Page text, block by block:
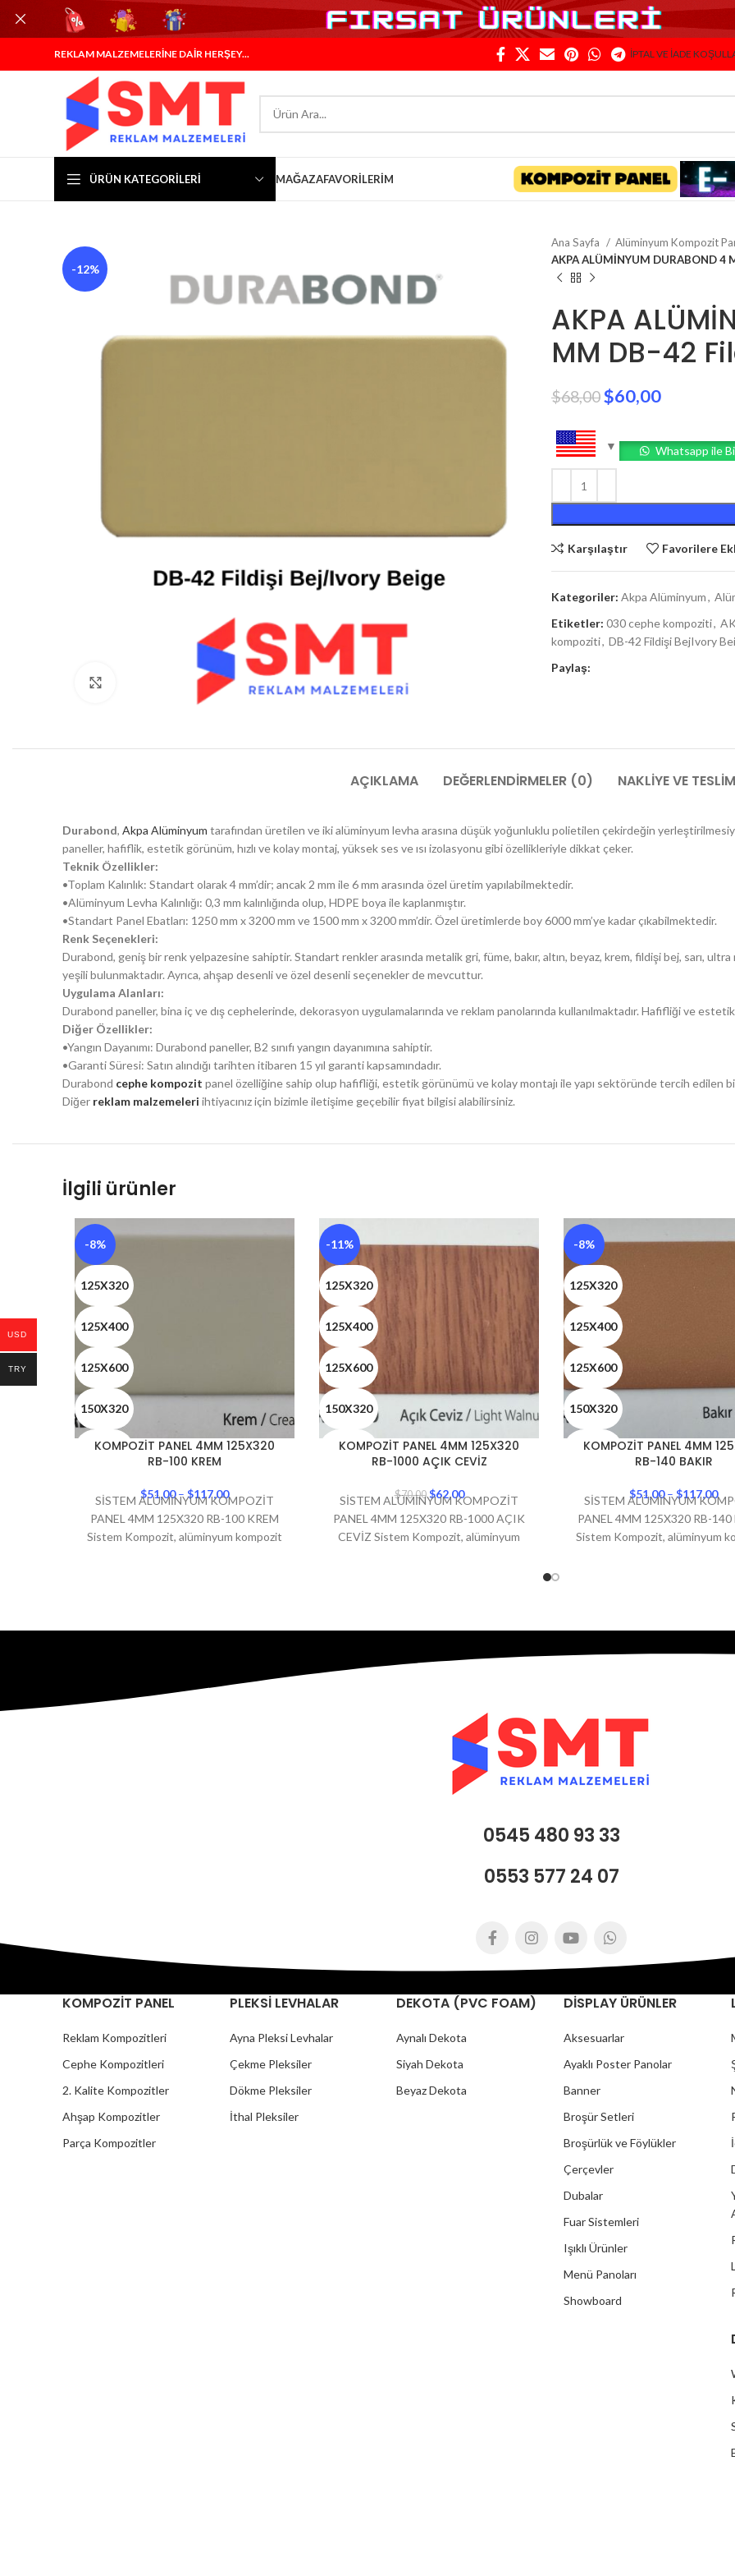
REKLAM MALZEMELERİNE DAİR HERŞEY... İPTAL VE İADE
ÜRÜN KATEGORILERI MAĞAZAFAVORILERIM
-12%
Ana Sayfa Alüminyum Kompozit
AKPA ALÜMİNYUM DURABOND
AKPA
MM DB-42
$68,00$60,00
Whatsapp ile
Karşılaştır Favorilere
Kategoriler: Akpa Alüminyum,
Etiketler: 030 cephe kompoziti,
kompoziti, DB-42 Fildişi BejIvory
Paylaş:
AÇIKLAMA DEĞERLENDIRMELER (0) NAKLIYE VE
Durabond, Akpa Alüminyum tarafından üretilen ve iki alüminyum levha arasına düşük yoğunluklu polietilen çekirdeğin
paneller, hafiflik, estetik görünüm, hızlı ve kolay montaj, yüksek ses ve ısı izolasyonu gibi özellikleriyle dikkat çeker.
Teknik Özellikler:
•Toplam Kalınlık: Standart olarak 4 mm’dir; ancak 2 mm ile 6 mm arasında özel üretim yapılabilmektedir.
•Alüminyum Levha Kalınlığı: 0,3 mm kalınlığında olup, HDPE boya ile kaplanmıştır.
•Standart Panel Ebatları: 1250 mm x 3200 mm ve 1500 mm x 3200 mm’dir. Özel üretimlerde boy 6000 mm’ye kadar çıkabilmektedir.
Renk Seçenekleri:
Durabond, geniş bir renk yelpazesine sahiptir. Standart renkler arasında metalik gri, füme, bakır, altın, beyaz, krem, fildişi bej, sarı, ultra
yeşili bulunmaktadır. Ayrıca, ahşap desenli ve özel desenli seçenekler de mevcuttur.
Uygulama Alanları:
Durabond paneller, bina iç ve dış cephelerinde, dekorasyon uygulamalarında ve reklam panolarında kullanılmaktadır. Hafifliği ve
Diğer Özellikler:
•Yangın Dayanımı: Durabond paneller, B2 sınıfı yangın dayanımına sahiptir.
•Garanti Süresi: Satın alındığı tarihten itibaren 15 yıl garanti kapsamındadır.
Durabond cephe kompozit panel özelliğine sahip olup hafifliği, estetik görünümü ve kolay montajı ile yapı sektöründe tercih edilen
Diğer reklam malzemeleri ihtiyacınız için bizimle iletişime geçebilir fiyat bilgisi alabilirsiniz.
İlgili ürünler
-8%
125X320
125X400
125X600
150X320
150X400
KOMPOZİT PANEL 4MM 125X320
RB-100 KREM
$51,00 – $117,00
SİSTEM ALÜMİNYUM KOMPOZİT
PANEL 4MM 125X320 RB-100 KREM
Sistem Kompozit, alüminyum kompozit
-11%
125X320
125X400
125X600
150X320
150X400
KOMPOZİT PANEL 4MM 125X320
RB-1000 AÇIK CEVİZ
$70,00 $62,00
SİSTEM ALÜMİNYUM KOMPOZİT
PANEL 4MM 125X320 RB-1000 AÇIK
CEVİZ Sistem Kompozit, alüminyum
-8%
125X320
125X400
125X600
150X320
150X400
KOMPOZİT PANEL 4MM
RB-140 BAKIR
$51,00 – $117,00
SİSTEM ALÜMİNYUM
PANEL 4MM 125X320 RB-140
Sistem Kompozit, alüminyum
0545 480 93 33
0553 577 24 07
KOMPOZİT PANEL
Reklam Kompozitleri
Cephe Kompozitleri
2. Kalite Kompozitler
Ahşap Kompozitler
Parça Kompozitler
PLEKSİ LEVHALAR
Ayna Pleksi Levhalar
Çekme Pleksiler
Dökme Pleksiler
İthal Pleksiler
DEKOTA (PVC FOAM)
Aynalı Dekota
Siyah Dekota
Beyaz Dekota
DİSPLAY ÜRÜNLER
Aksesuarlar
Ayaklı Poster Panolar
Banner
Broşür Setleri
Broşürlük ve Föylükler
Çerçevler
Dubalar
Fuar Sistemleri
Işıklı Ürünler
Menü Panoları
Showboard
USD
TRY